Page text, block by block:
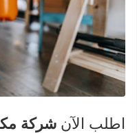
اطلب الآن شركة